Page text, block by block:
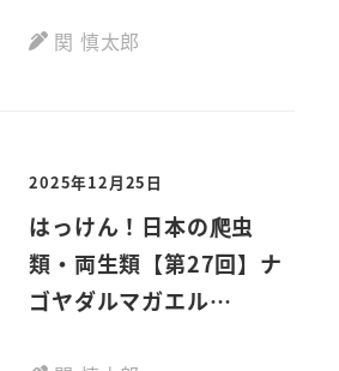
polygonatum
関 慎太郎
2025年12月25日
はっけん！日本の爬虫
類・両生類【第27回】ナ
ゴヤダルマガエル